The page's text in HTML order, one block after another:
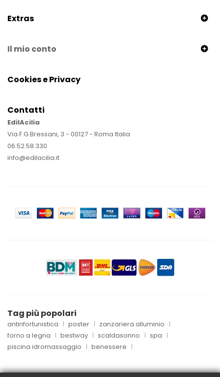
Extras
Il mio conto
Cookies e Privacy
Contatti
EdilAcilia
Via F.G.Bressani, 3 - 00127 - Roma Italia
06.52.58.330
info@edilacilia.it
Tag più popolari
antinfortunistica poster
zanzariera alluminio
forno a legna
bestway scaldasonno
spa
piscina idromassaggio
benessere